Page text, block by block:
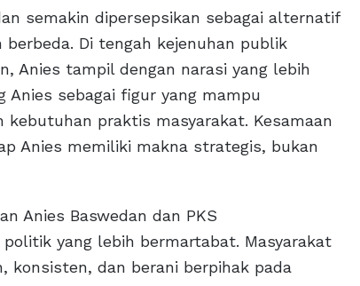
semakin dipersepsikan sebagai alternatif
Di tengah kejenuhan publik
Anies tampil dengan narasi yang lebih
Anies sebagai figur yang mampu
praktis masyarakat. Kesamaan
Anies memiliki makna strategis, bukan
Anies Baswedan dan PKS
yang lebih bermartabat. Masyarakat
konsisten, dan berani berpihak pada